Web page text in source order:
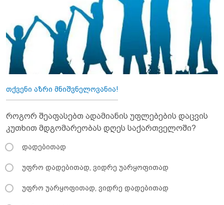
თქვენი აზრი მნიშვნელოვანია!
როგორ შეაფასებთ ადამიანის უფლებების დაცვის
კუთხით მდგომარეობას დღეს საქართველოში?
დადებითად
უფრო დადებითად, ვიდრე უარყოფითად
უფრო უარყოფითად, ვიდრე დადებითად